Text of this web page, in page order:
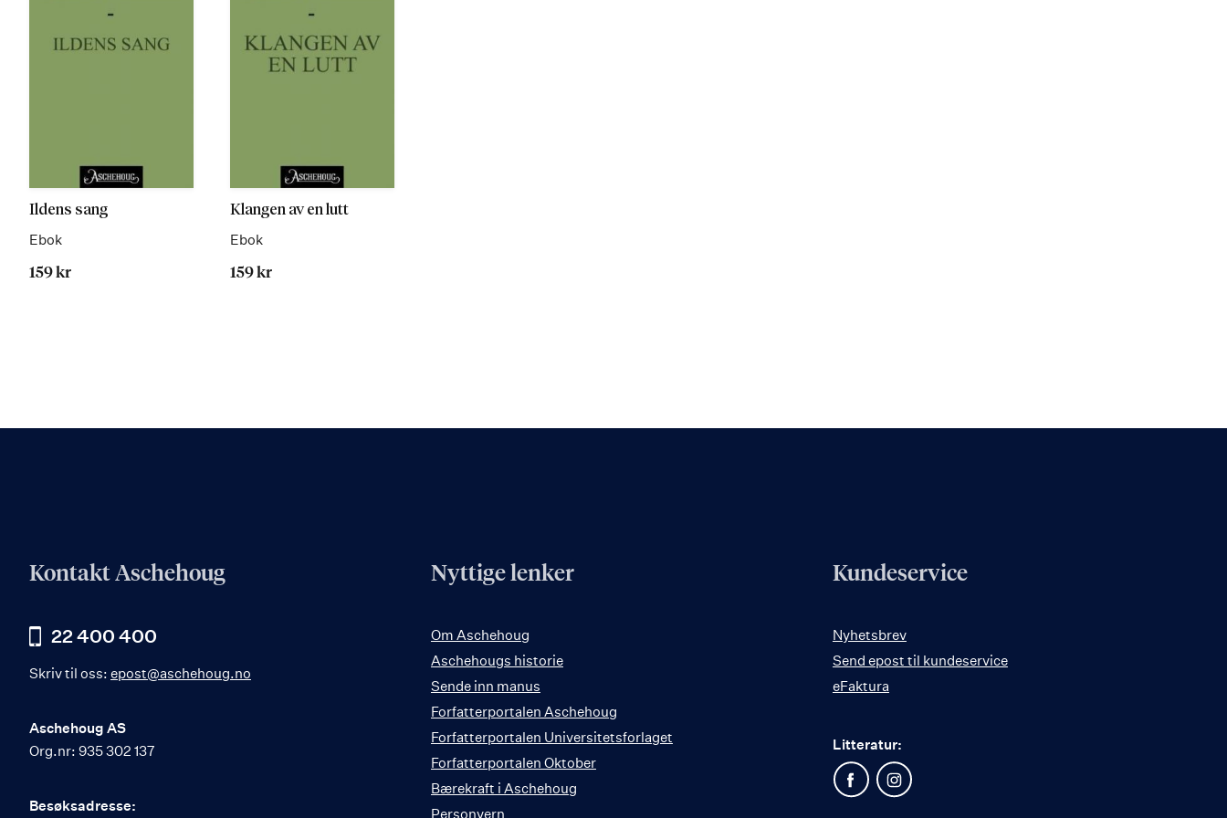
Ildens sang
Ebok
159 kr
Klangen av en lutt
Ebok
159 kr
Kontakt Aschehoug
22 400 400
Skriv til oss: epost@aschehoug.no
Aschehoug AS
Org.nr: 935 302 137
Besøksadresse:
Nyttige lenker
Om Aschehoug
Aschehougs historie
Sende inn manus
Forfatterportalen Aschehoug
Forfatterportalen Universitetsforlaget
Forfatterportalen Oktober
Bærekraft i Aschehoug
Personvern
Kundeservice
Nyhetsbrev
Send epost til kundeservice
eFaktura
Litteratur: